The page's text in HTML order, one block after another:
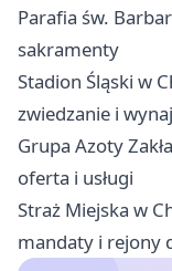
Parafia św.
sakramenty
Stadion Śląski w
zwiedzanie i
Grupa Azoty
oferta i usługi
Straż Miejska w
mandaty i rejony